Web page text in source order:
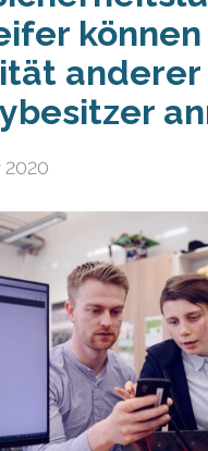
können
anderer
2020